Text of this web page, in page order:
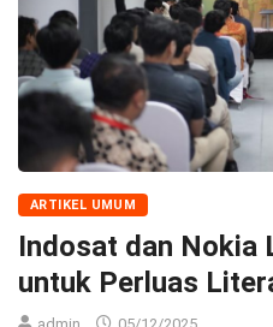
ARTIKEL UMUM
Indosat dan Nokia
untuk Perluas